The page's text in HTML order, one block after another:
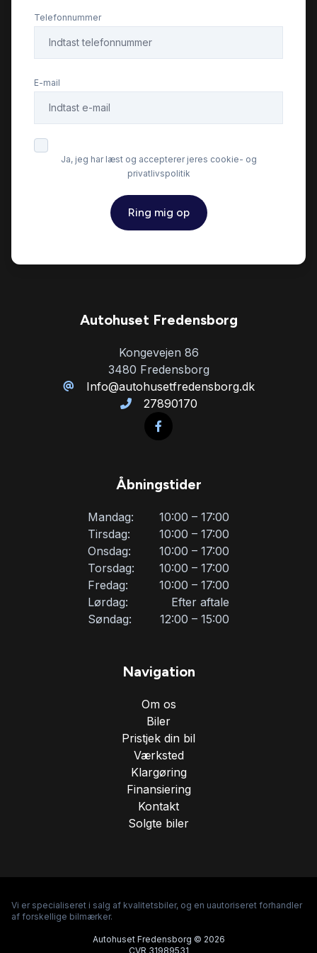
Højdejusterbare forsæder
Læderrat
Musikstreaming via bluetooth
Parkeringssensor foran
Service OK
Tågelygter
Telefonnummer
E-mail
Ja, jeg har læst og accepterer jeres cookie- og
privatlivspolitik
Ring mig op
Autohuset Fredensborg
Kongevejen 86
3480 Fredensborg
Info@autohusetfredensborg.dk
27890170
Åbningstider
Mandag:
10:00 – 17:00
Tirsdag:
10:00 – 17:00
Onsdag:
10:00 – 17:00
Torsdag:
10:00 – 17:00
Fredag:
10:00 – 17:00
Lørdag:
Efter aftale
Søndag:
12:00 – 15:00
Navigation
Om os
Biler
Pristjek din bil
Værksted
Klargøring
Finansiering
Kontakt
Solgte biler
Vi er specialiseret i salg af kvalitetsbiler, og en uautoriseret forhandler
af forskellige bilmærker.
Autohuset Fredensborg © 2026
CVR 31989531